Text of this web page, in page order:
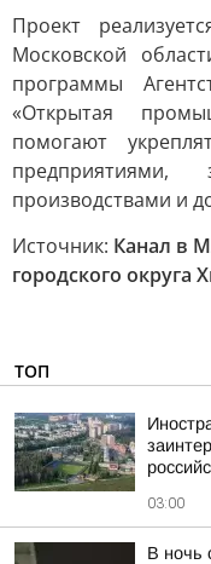
Проект
Московской
программы
«Открытая
помогают
производствами и
Источник: Канал в
городского округа
ТОП
03:00
В ночь